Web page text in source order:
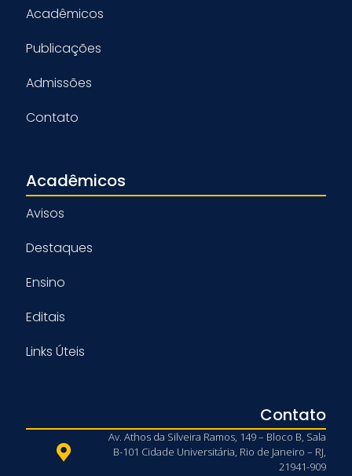
Acadêmicos
Publicações
Admissões
Contato
Acadêmicos
Avisos
Destaques
Ensino
Editais
Links Úteis
Contato
Av. Athos da Silveira Ramos, 149 – Bloco B, Sala
B-101 Cidade Universitária, Rio de Janeiro – RJ,
21941-909